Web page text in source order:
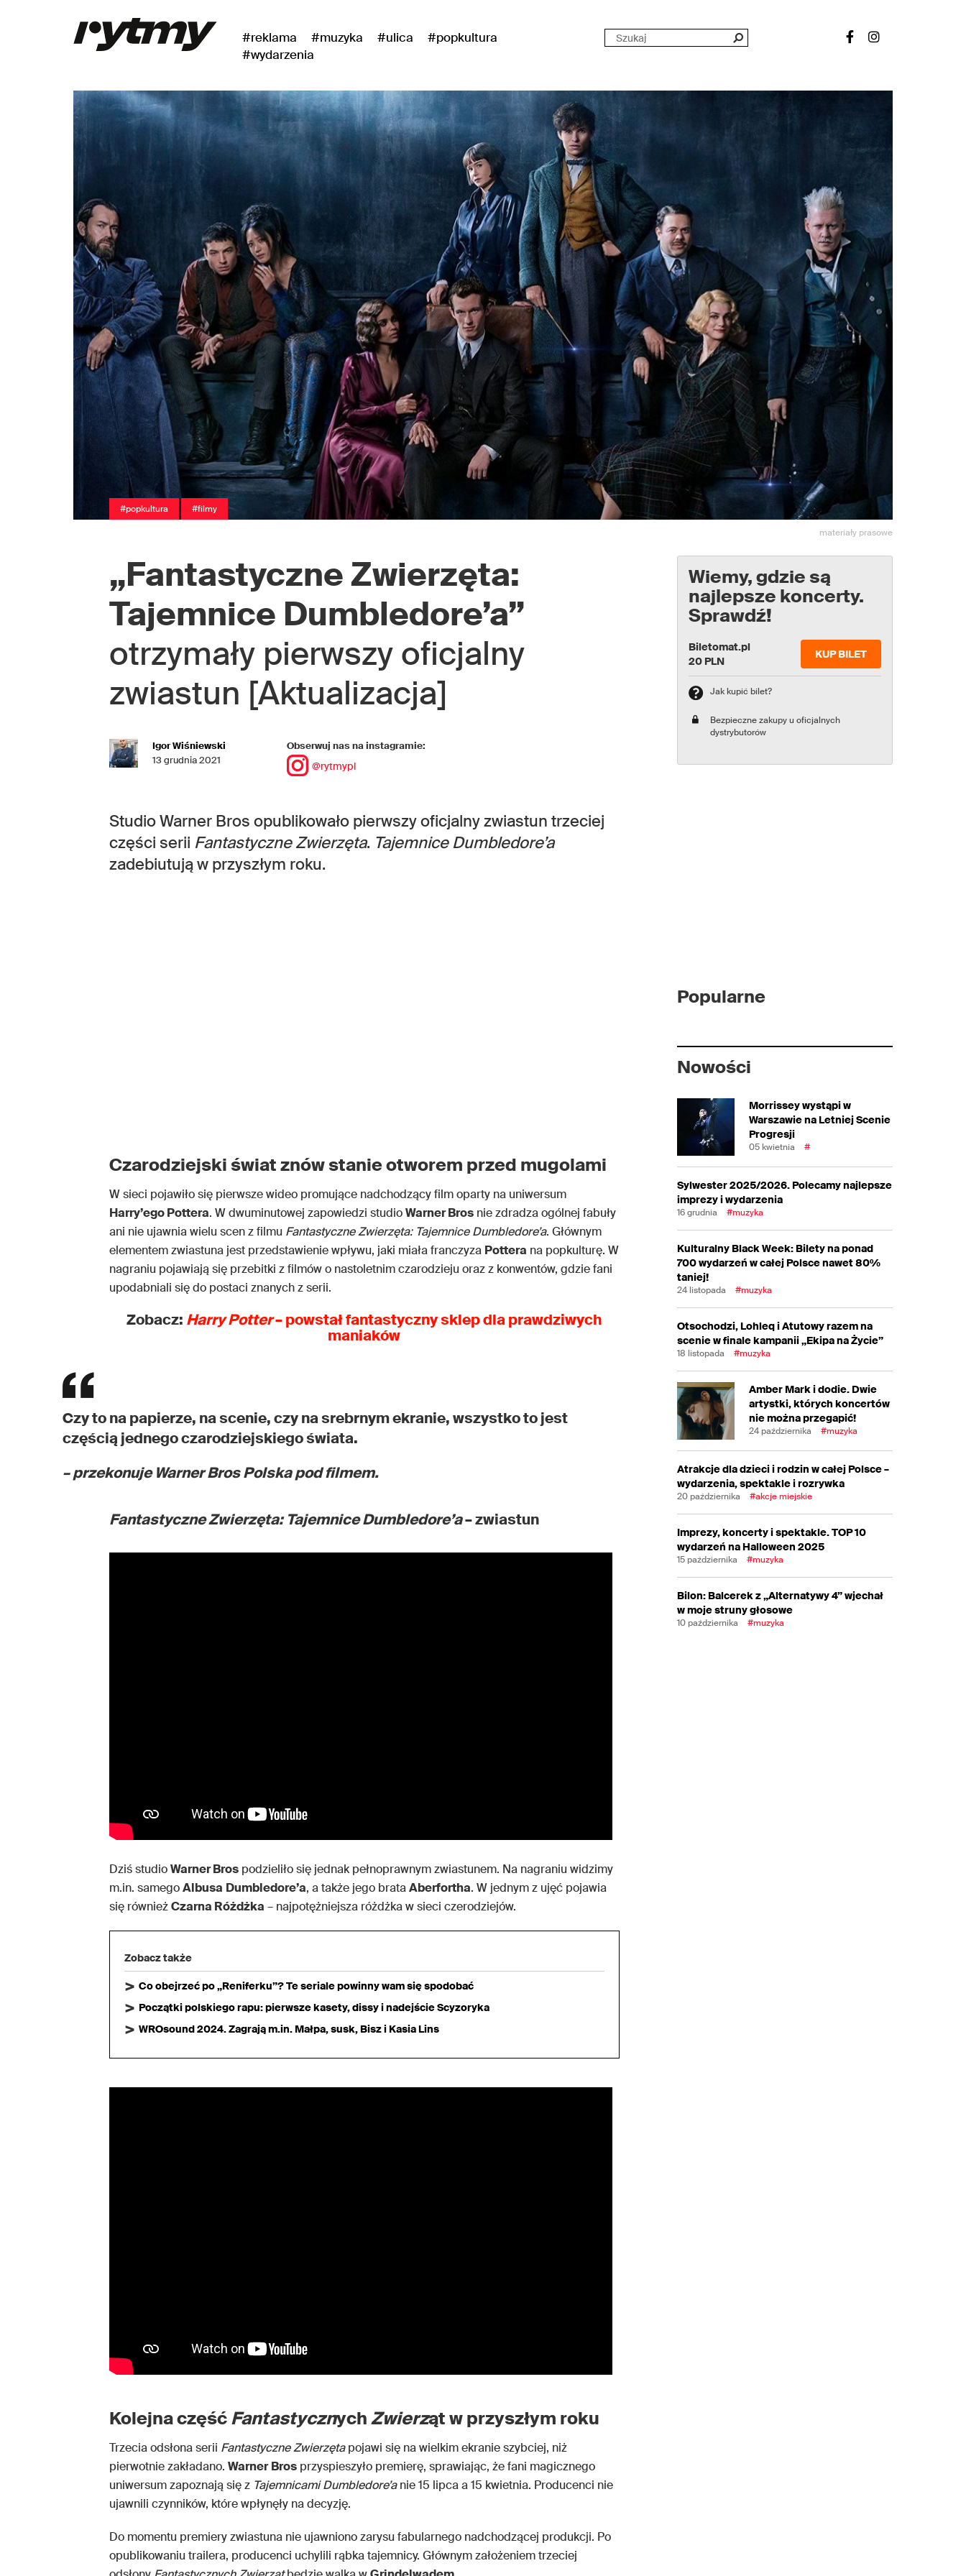
#reklama #muzyka #ulica
#popkultura
#wydarzenia
#popkultura #filmy
materiały prasowe
„Fantastyczne Zwierzęta:
Tajemnice Dumbledore’a”
otrzymały pierwszy oficjalny
zwiastun [Aktualizacja]
Igor Wiśniewski
13 grudnia 2021
Obserwuj nas na instagramie:
@rytmypl
Studio Warner Bros opublikowało pierwszy oficjalny zwiastun trzeciej
części serii Fantastyczne Zwierzęta. Tajemnice Dumbledore’a
zadebiutują w przyszłym roku.
Czarodziejski świat znów stanie otworem przed mugolami
W sieci pojawiło się pierwsze wideo promujące nadchodzący film oparty na uniwersum
Harry’ego Pottera. W dwuminutowej zapowiedzi studioWarner Bros nie zdradza ogólnej fabuły
ani nie ujawnia wielu scen z filmu Fantastyczne Zwierzęta: Tajemnice Dumbledore’a. Głównym
elementem zwiastuna jest przedstawienie wpływu, jaki miała franczyza Pottera na popkulturę. W
nagraniu pojawiają się przebitki z filmów o nastoletnim czarodzieju oraz z konwentów, gdzie fani
upodabniali się do postaci znanych z serii.
Zobacz: Harry Potter– powstał fantastyczny sklep dla prawdziwych
maniaków
Czy to na papierze, na scenie, czy na srebrnym ekranie, wszystko to jest
częścią jednego czarodziejskiego świata.
– przekonuje Warner Bros Polska pod filmem.
Fantastyczne Zwierzęta: Tajemnice Dumbledore’a– zwiastun
Dziś studioWarner Bros podzieliło się jednak pełnoprawnym zwiastunem. Na nagraniu widzimy
m.in. samegoAlbusa Dumbledore’a, a także jego brataAberfortha. W jednym z ujęć pojawia
się równieżCzarna Różdżka – najpotężniejsza różdżka w sieci czerodziejów.
Zobacz także
Co obejrzeć po „Reniferku”? Te seriale powinny wam się spodobać
Początki polskiego rapu: pierwsze kasety, dissy i nadejście Scyzoryka
WROsound 2024. Zagrają m.in. Małpa, susk, Bisz i Kasia Lins
Kolejna częśćFantastycznychZwierząt w przyszłym roku
Trzecia odsłona serii Fantastyczne Zwierzętapojawi się na wielkim ekranie szybciej, niż
pierwotnie zakładano. Warner Bros przyspieszyło premierę, sprawiając, że fani magicznego
uniwersum zapoznają się z Tajemnicami Dumbledore’anie 15 lipca a 15 kwietnia. Producenci nie
ujawnili czynników, które wpłynęły na decyzję.
Do momentu premiery zwiastuna nie ujawniono zarysu fabularnego nadchodzącej produkcji. Po
opublikowaniu trailera, producenci uchylili rąbka tajemnicy. Głównym założeniem trzeciej
Wiemy, gdzie są
najlepsze koncerty.
Sprawdź!
Biletomat.pl
20 PLN
KUP BILET
Jak kupić bilet?
Bezpieczne zakupy u oficjalnych
dystrybutorów
Popularne
Nowości
Morrissey wystąpi w
Warszawie na Letniej Scenie
Progresji
05 kwietnia #
Sylwester 2025/2026. Polecamy najlepsze
imprezy i wydarzenia
16 grudnia #muzyka
Kulturalny Black Week: Bilety na ponad
700 wydarzeń w całej Polsce nawet 80%
taniej!
24 listopada #muzyka
Otsochodzi, Lohleq i Atutowy razem na
scenie w finale kampanii „Ekipa na Życie”
18 listopada #muzyka
Amber Mark i dodie. Dwie
artystki, których koncertów
nie można przegapić!
24 października #muzyka
Atrakcje dla dzieci i rodzin w całej Polsce –
wydarzenia, spektakle i rozrywka
20 października #akcje miejskie
Imprezy, koncerty i spektakle. TOP 10
wydarzeń na Halloween 2025
15 października #muzyka
Bilon: Balcerek z „Alternatywy 4” wjechał
w moje struny głosowe
10 października #muzyka